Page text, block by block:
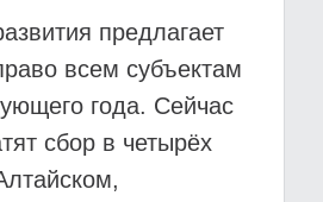
предлагает
всем субъектам
года. Сейчас
сбор в четырёх